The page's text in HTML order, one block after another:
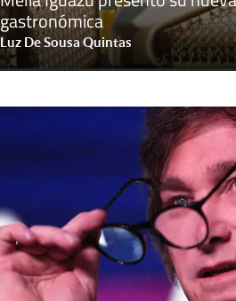
gastronómica
Luz De Sousa Quintas